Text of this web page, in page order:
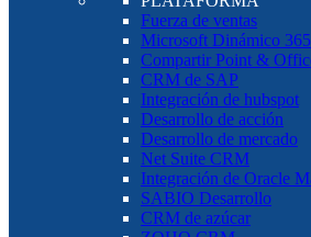
Fuerza de ventas
Microsoft Dinámico 365
Compartir Point &
CRM de SAP
Integración de hubspot
Desarrollo de acción
Desarrollo de mercado
Net Suite CRM
Integración de Oracle
SABIO Desarrollo
CRM de azúcar